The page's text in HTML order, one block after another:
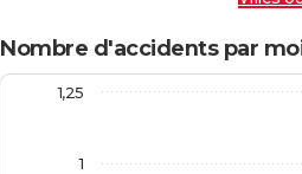
Nombre d'accidents par
1
1,25